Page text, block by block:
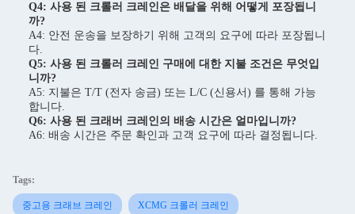
Q4: 사용 된 크롤러 크레인은 배달을 위해 어떻게 포장됩니
까?
A4: 안전 운송을 보장하기 위해 고객의 요구에 따라 포장됩니
다.
Q5: 사용 된 크롤러 크레인 구매에 대한 지불 조건은 무엇입
니까?
A5: 지불은 T/T (전자 송금) 또는 L/C (신용서) 를 통해 가능
합니다.
Q6: 사용 된 크래버 크레인의 배송 시간은 얼마입니까?
A6: 배송 시간은 주문 확인과 고객 요구에 따라 결정됩니다.
Tags:
중고용 크래브 크레인 XCMG 크롤러 크레인